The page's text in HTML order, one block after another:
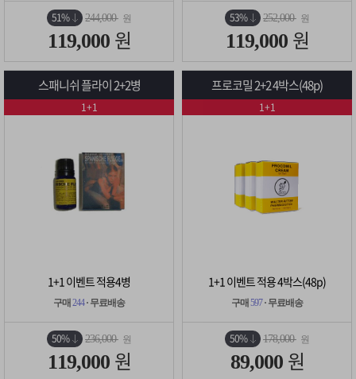
51% 244,000 원
119,000 원
53% 252,000 원
119,000 원
스패니쉬 플라이 2+2병
1+1 이벤트 적용4병
구매 244· 무료배송
50% 236,000 원
119,000 원
1+1
프로코밀 2+2 4박스(48p)
1+1 이벤트 적용 4박스(48p)
구매 597· 무료배송
50% 178,000 원
89,000 원
1+1